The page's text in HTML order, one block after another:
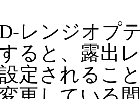
レンジオプ
ると、露出
定されるこ